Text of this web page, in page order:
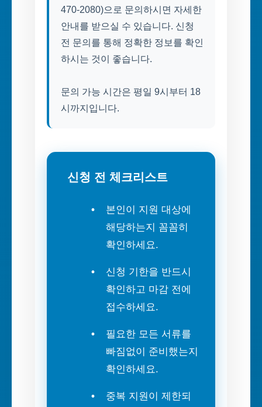
470-2080)으로 문의하시면 자세한
안내를 받으실 수 있습니다. 신청
전 문의를 통해 정확한 정보를 확인
하시는 것이 좋습니다.
문의 가능 시간은 평일 9시부터 18
시까지입니다.
신청 전 체크리스트
본인이 지원 대상에
해당하는지 꼼꼼히
확인하세요.
신청 기한을 반드시
확인하고 마감 전에
접수하세요.
필요한 모든 서류를
빠짐없이 준비했는지
확인하세요.
중복 지원이 제한되